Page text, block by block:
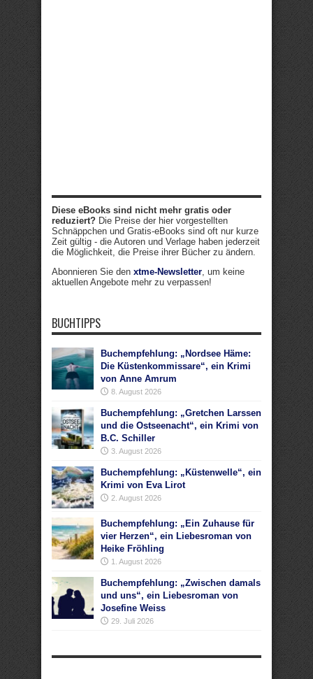
Diese eBooks sind nicht mehr gratis oder
reduziert? Die Preise der hier vorgestellten
Schnäppchen und Gratis-eBooks sind oft nur kurze
Zeit gültig - die Autoren und Verlage haben jederzeit
die Möglichkeit, die Preise ihrer Bücher zu ändern.
Abonnieren Sie den xtme-Newsletter, um keine
aktuellen Angebote mehr zu verpassen!
BUCHTIPPS
Buchempfehlung: „Nordsee Häme:
Die Küstenkommissare“, ein Krimi
von Anne Amrum
8. August 2026
Buchempfehlung: „Gretchen Larssen
und die Ostseenacht“, ein Krimi von
B.C. Schiller
3. August 2026
Buchempfehlung: „Küstenwelle“, ein
Krimi von Eva Lirot
2. August 2026
Buchempfehlung: „Ein Zuhause für
vier Herzen“, ein Liebesroman von
Heike Fröhling
1. August 2026
Buchempfehlung: „Zwischen damals
und uns“, ein Liebesroman von
Josefine Weiss
29. Juli 2026